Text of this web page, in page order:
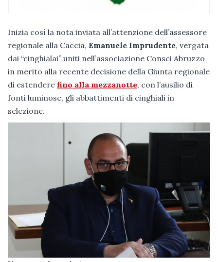
Inizia così la nota inviata all’attenzione dell’assessore
regionale alla Caccia, Emanuele Imprudente, vergata
dai “cinghialai” uniti nell’associazione Consci Abruzzo
in merito alla recente decisione della Giunta regionale
di estendere fino alla mezzanotte, con l’ausilio di
fonti luminose, gli abbattimenti di cinghiali in
selezione.